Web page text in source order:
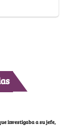
investigaba a su jefe,